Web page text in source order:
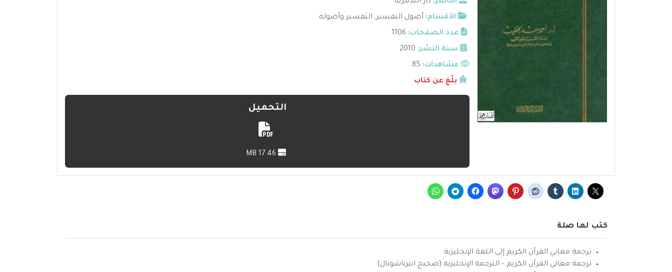
الأقسام: أصول التفسير, التفسير وأصوله
عدد الصفحات: 1106
سنة النشر: 2010
مشاهدات:
بلّغ عن كتاب
التحميل
كتب لها صلة
ترجمة معاني القرآن الكريم إلى اللغة الإنجليزية
ترجمة معاني القرآن الكريم – الترجمة الإنجليزية (صحيح انترناشونال)